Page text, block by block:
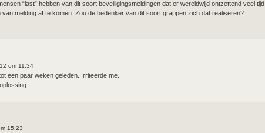
“last” hebben van dit soort beveiligingsmeldingen dat er wereldwijd ontzettend veel tijd
van melding af te komen. Zou de bedenker van dit soort grappen zich dat realiseren?
om 11:34
een paar weken geleden. Irriteerde me.
15:23